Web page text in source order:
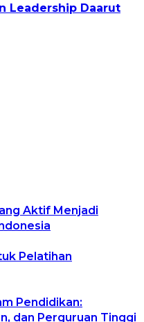
Leadership Daarut
Aktif Menjadi
Pelatihan
Pendidikan:
dan Perguruan Tinggi